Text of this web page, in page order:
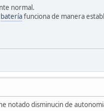
normal.
bateríafunciona de manera
notado disminucin de